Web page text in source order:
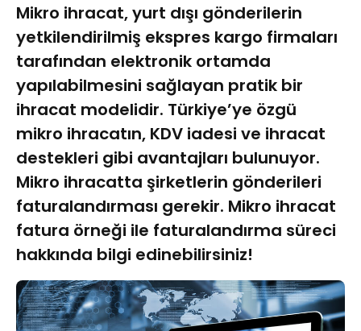
Mikro ihracat, yurt dışı gönderilerin
yetkilendirilmiş ekspres kargo firmaları
tarafından elektronik ortamda
yapılabilmesini sağlayan pratik bir
ihracat modelidir. Türkiye’ye özgü
mikro ihracatın, KDV iadesi ve ihracat
destekleri gibi avantajları bulunuyor.
Mikro ihracatta şirketlerin gönderileri
faturalandırması gerekir. Mikro ihracat
fatura örneği ile faturalandırma süreci
hakkında bilgi edinebilirsiniz!